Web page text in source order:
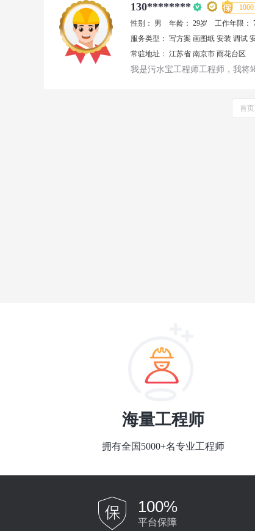
130******** 1000
性别：
男 年龄： 29岁 工作年限：
服务类型： 写方案 画图纸 安装 调试
常驻地址： 江苏省 南京市 雨花台区
我是污水宝工程师工程师，我将
首页
海量工程师
拥有全国5000+名专业工程师
100%
平台保障